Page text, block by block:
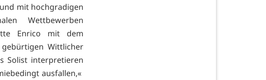
mit hochgradigen
Wettbewerben
Enrico mit dem
Wittlicher
Solist interpretieren
ausfallen,«